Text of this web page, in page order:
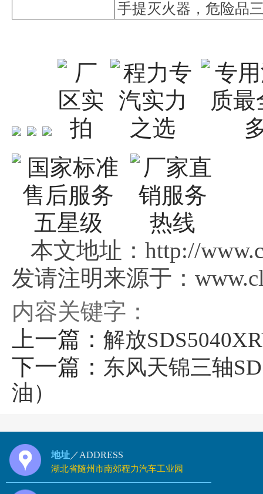
手提灭火器，危险品
本文地址：http://
发请注明来源于：
内容关键字：
上一篇： 解放
下一篇： 东风天锦三轴
油）
地址 ／ADDRESS
湖北省随州市南郊程力汽车工业园